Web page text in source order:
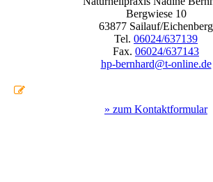
Bergwiese 10
63877 Sailauf/Eichenberg
Tel. 06024/637139
Fax. 06024/637143
hp-bernhard@t-online.de
» zum Kontaktformular